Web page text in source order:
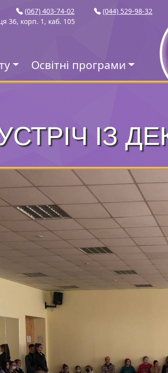
Освітні програми
(067) 403-74-02
(044) 529-98-32
36, корп. 1, каб. 105
ІЗ